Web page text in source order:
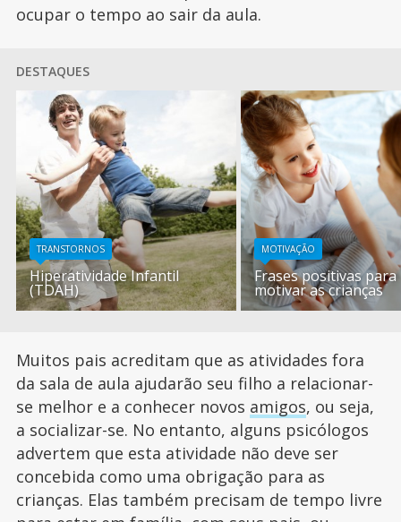
ocupar o tempo ao sair da aula.
DESTAQUES
TRANSTORNOS
Hiperatividade Infantil
(TDAH)
MOTIVAÇÃO
Frases positivas para
motivar as crianças
Muitos pais acreditam que as atividades fora
da sala de aula ajudarão seu filho a relacionar-
se melhor e a conhecer novos amigos, ou seja,
a socializar-se. No entanto, alguns psicólogos
advertem que esta atividade não deve ser
concebida como uma obrigação para as
crianças. Elas também precisam de tempo livre